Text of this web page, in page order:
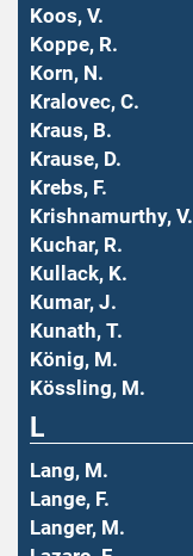
Koos, V.
Koppe, R.
Korn, N.
Kralovec, C.
Kraus, B.
Krause, D.
Krebs, F.
Krishnamurthy, V.
Kuchar, R.
Kullack, K.
Kumar, J.
Kunath, T.
König, M.
Kössling, M.
L
Lang, M.
Lange, F.
Langer, M.